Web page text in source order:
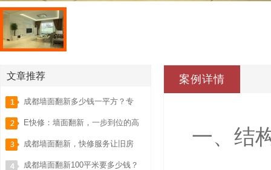
文章推荐
成都墙面翻新多少钱一平方？专
业报价解析，省钱又省心！
E快修：墙面翻新，一步到位的高
效之选！
成都墙面翻新，快修服务让旧房
焕然一新！
成都墙面翻新100平米要多少钱？
案例详情
一、 结